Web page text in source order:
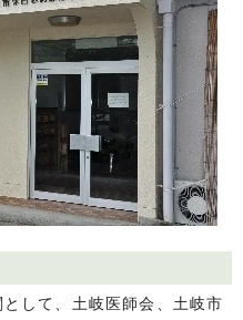
して、土岐医師会、土岐市